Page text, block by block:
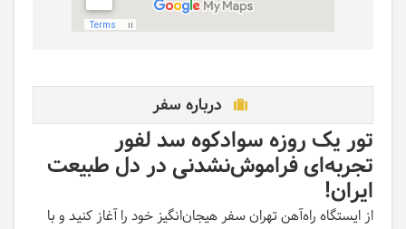
درباره سفر
تور یک روزه سوادکوه سد لفور
تجربه‌ای فراموش‌نشدنی در دل طبیعت
ایران!
از ایستگاه راه‌آهن تهران سفر هیجان‌انگیز خود را آغاز کنید و با